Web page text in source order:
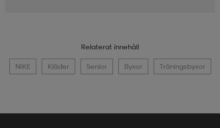
Relaterat innehåll
NIKE Kläder Senior Byxor Träningsbyxor